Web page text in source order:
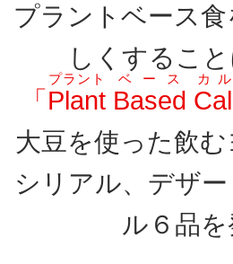
プラントベース
しくすること
「 Plant
プラント
Based
ベース カ
大豆を使った飲む
シリアル、デザ
ル６品を